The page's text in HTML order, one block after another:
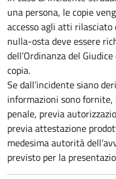
una persona, le copie
accesso agli atti
nulla-osta deve essere
dell’Ordinanza del
copia.
Se dall’incidente siano
informazioni sono
penale, previa
previa attestazione
medesima autorità
previsto per la